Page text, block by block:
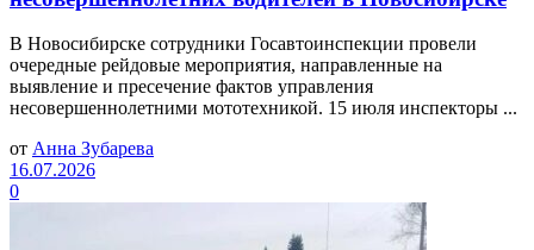
В Новосибирске сотрудники Госавтоинспекции провели
очередные рейдовые мероприятия, направленные на
выявление и пресечение фактов управления
несовершеннолетними мототехникой. 15 июля инспекторы ...
от Анна Зубарева
16.07.2026
0